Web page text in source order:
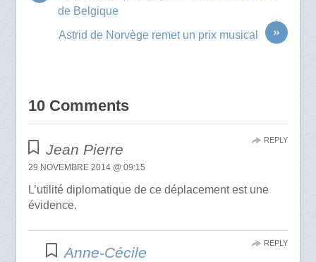
de Belgique
»
Astrid de Norvège remet un prix musical
10 Comments
Jean Pierre
29 NOVEMBRE 2014 @ 09:15
L’utilité diplomatique de ce déplacement est une
évidence.
REPLY
Anne-Cécile
REPLY